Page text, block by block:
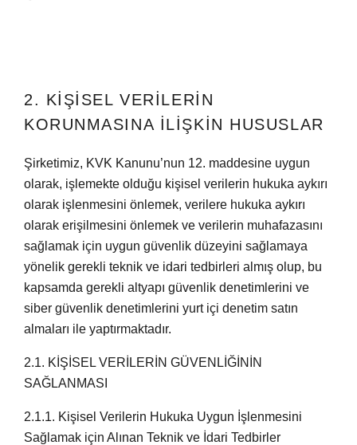
2. KİŞİSEL VERİLERİN
KORUNMASINA İLİŞKİN HUSUSLAR
Şirketimiz, KVK Kanunu’nun 12. maddesine uygun
olarak, işlemekte olduğu kişisel verilerin hukuka aykırı
olarak işlenmesini önlemek, verilere hukuka aykırı
olarak erişilmesini önlemek ve verilerin muhafazasını
sağlamak için uygun güvenlik düzeyini sağlamaya
yönelik gerekli teknik ve idari tedbirleri almış olup, bu
kapsamda gerekli altyapı güvenlik denetimlerini ve
siber güvenlik denetimlerini yurt içi denetim satın
almaları ile yaptırmaktadır.
2.1. KİŞİSEL VERİLERİN GÜVENLİĞİNİN
SAĞLANMASI
2.1.1. Kişisel Verilerin Hukuka Uygun İşlenmesini
Sağlamak için Alınan Teknik ve İdari Tedbirler